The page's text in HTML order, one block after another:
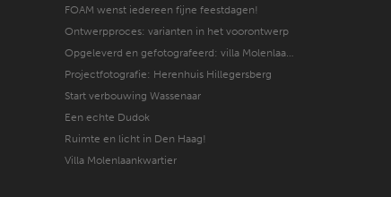
FOAM wenst iedereen fijne feestdagen!
Ontwerpproces: varianten in het voorontwerp
Opgeleverd en gefotografeerd: villa Molenlaankwartier
Projectfotografie: Herenhuis Hillegersberg
Start verbouwing Wassenaar
Een echte Dudok
Ruimte en licht in Den Haag!
Villa Molenlaankwartier